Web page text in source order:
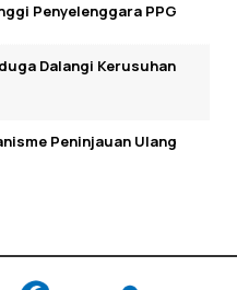
Penyelenggara PPG
Dalangi Kerusuhan
Peninjauan Ulang